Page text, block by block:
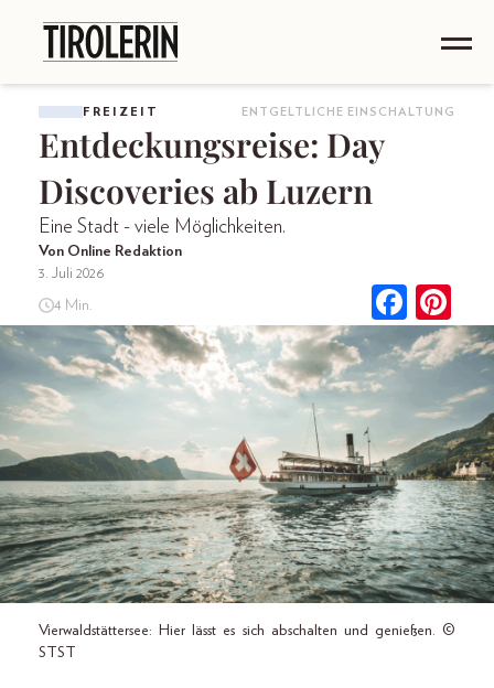
FREIZEIT ENTGELTLICHE EINSCHALTUNG
Entdeckungsreise: Day
Discoveries ab Luzern
Eine Stadt - viele Möglichkeiten.
Von Online Redaktion
3. Juli 2026
4 Min.
Vierwaldstättersee: Hier lässt es sich abschalten und genießen. ©
STST